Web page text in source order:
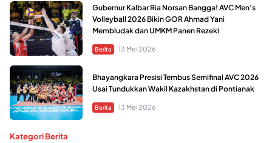
Gubernur Kalbar Ria Norsan Bangga! AVC Men’s
Volleyball 2026 Bikin GOR Ahmad Yani
Membludak dan UMKM Panen Rezeki
Berita 13 Mei 2026
Bhayangkara Presisi Tembus Semifinal AVC 2026
Usai Tundukkan Wakil Kazakhstan di Pontianak
Berita 13 Mei 2026
Kategori Berita